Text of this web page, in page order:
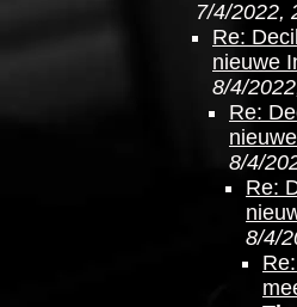
7/4/2022,
Re:
nieuwe
8/4/
Re:
8/4/
Re:
8/4/